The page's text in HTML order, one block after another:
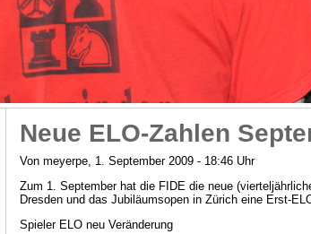
Neue ELO-Zahlen
Von meyerpe, 1. September 2009 - 18:46 Uhr
Zum 1. September hat die FIDE die neue
Dresden und das Jubiläumsopen in Zürich eine Erst-
Spieler ELO neu Veränderung